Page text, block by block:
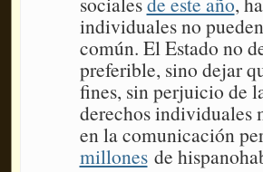
individuales no
común. El Estado no
preferible, sino dejar
fines, sin perjuicio de
derechos individuales
en la comunicación
millonesde